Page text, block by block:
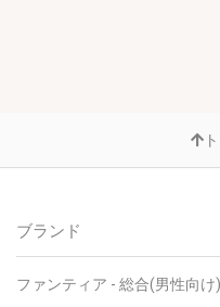
ブランド
ファンティア - 総合(男性向け)